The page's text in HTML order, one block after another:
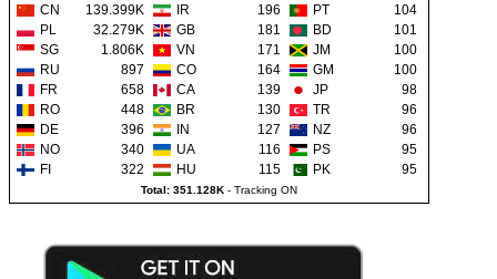
CN
139.399K IR 196 PT
104
PL
32.279K GB 181 BD
101
SG
1.806K VN 171 JM
100
RU
897 CO 164 GM
100
FR
658 CA 139 JP
98
RO
448 BR 130 TR
96
DE
396 IN 127 NZ
96
NO
340 UA 116 PS
95
FI
322 HU 115 PK 95
Total: 351.128K - Tracking ON